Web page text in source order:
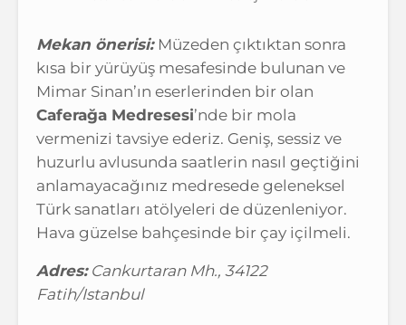
Mekan önerisi: Müzeden çıktıktan sonra
kısa bir yürüyüş mesafesinde bulunan ve
Mimar Sinan’ın eserlerinden bir olan
Caferağa Medresesi’nde bir mola
vermenizi tavsiye ederiz. Geniş, sessiz ve
huzurlu avlusunda saatlerin nasıl geçtiğini
anlamayacağınız medresede geleneksel
Türk sanatları atölyeleri de düzenleniyor.
Hava güzelse bahçesinde bir çay içilmeli.
Adres:Cankurtaran Mh., 34122
Fatih/Istanbul